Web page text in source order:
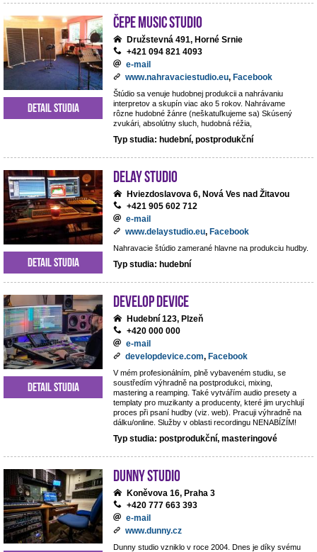
ČePE MUSIC Studio
Družstevná 491, Horné Srnie
+421 094 821 4093
e-mail
www.nahravaciestudio.eu, Facebook
Štúdio sa venuje hudobnej produkcii a nahrávaniu
interpretov a skupín viac ako 5 rokov. Nahrávame
rôzne hudobné žánre (neškatuľkujeme sa) Skúsený
zvukári, absolútny sluch, hudobná réžia,
Typ studia: hudební, postprodukční
Detail studia
DeLay studio
Hviezdoslavova 6, Nová Ves nad Žitavou
+421 905 602 712
e-mail
www.delaystudio.eu, Facebook
Nahravacie štúdio zamerané hlavne na produkciu hudby.
Typ studia: hudební
Detail studia
Develop Device
Hudební 123, Plzeň
+420 000 000
e-mail
developdevice.com, Facebook
V mém profesionálním, plně vybaveném studiu, se
soustředím výhradně na postprodukci, mixing,
mastering a reamping. Také vytvářím audio presety a
templaty pro muzikanty a producenty, které jim urychlují
proces při psaní hudby (viz. web). Pracuji výhradně na
dálku/online. Služby v oblasti recordingu NENABÍZÍM!
Typ studia: postprodukční, masteringové
Detail studia
Dunny studio
Koněvova 16, Praha 3
+420 777 663 393
e-mail
www.dunny.cz
Dunny studio vzniklo v roce 2004. Dnes je díky svému